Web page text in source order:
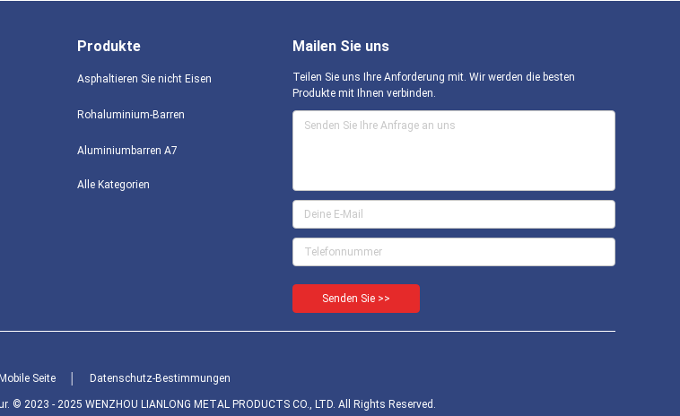
Produkte
Asphaltieren Sie nicht Eisen
Rohaluminium-Barren
Aluminiumbarren A7
Alle Kategorien
Mailen Sie uns
Teilen Sie uns Ihre Anforderung mit. Wir werden die besten
Produkte mit Ihnen verbinden.
Senden Sie >>
Mobile Seite Datenschutz-Bestimmungen
2023 - 2025 WENZHOU LIANLONG METAL PRODUCTS CO., LTD. All Rights Reserved.